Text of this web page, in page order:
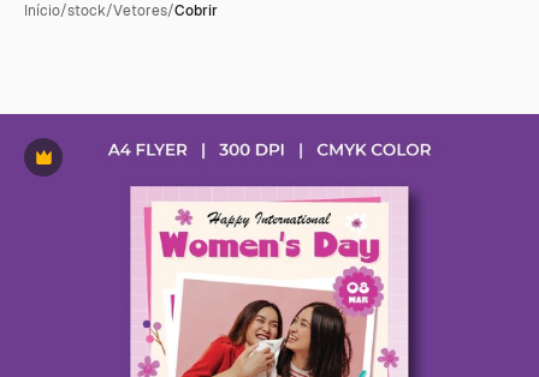
Início/stock/Vetores/Cobrir
Premium